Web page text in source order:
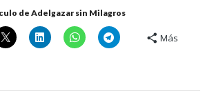
de Adelgazar sin Milagros
Más